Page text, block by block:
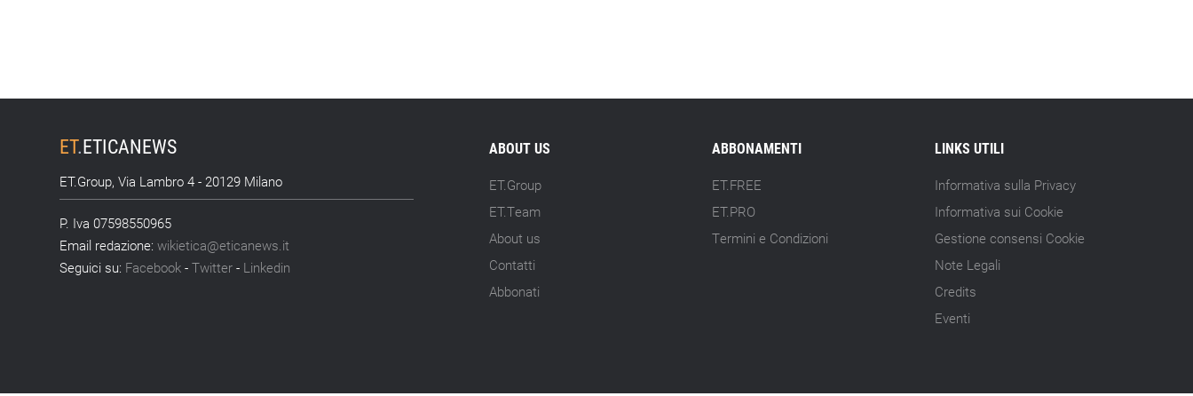
Gramegna (ERG): «Valutare gli impatti
ESG degli investimenti»
14.07.26 - 11:00
Tornano le Settimane SRI: oltre 20
appuntamenti
14.07.26 - 10:00
ET.ETICANEWS
ET.Group, Via Lambro 4 - 20129 Milano
P. Iva 07598550965
Email redazione:wikietica@eticanews.it
Seguici su: Facebook -Twitter - Linkedin
ABOUT US
ET.Group
ET.Team
About us
Contatti
Abbonati
ABBONAMENTI
ET.FREE
ET.PRO
Termini e Condizioni
LINKS UTILI
Informativa sulla Privacy
Informativa sui Cookie
Gestione consensi Cookie
Note Legali
Credits
Eventi